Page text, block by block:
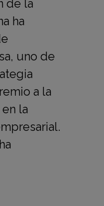
de la
ha
uno de
a la
la